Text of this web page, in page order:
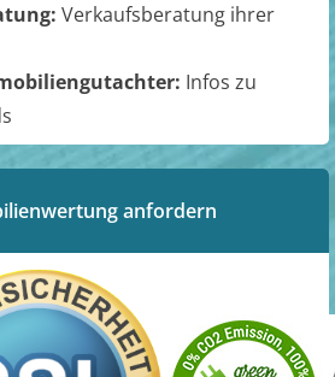
Verkaufsberatung ihrer
Infos zu
anfordern